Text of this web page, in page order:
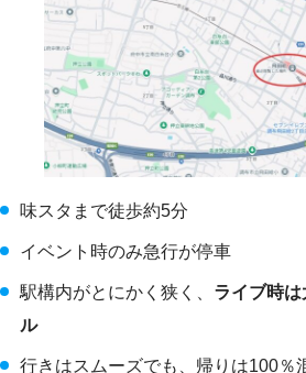
味スタまで徒歩約5分
イベント時のみ急行が停車
駅構内がとにかく狭く、 ライブ時
ル
行きはスムーズでも、帰りは100％